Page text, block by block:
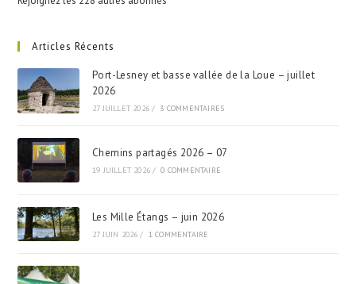
Articles Récents
Port-Lesney et basse vallée de la Loue – juillet
2026
27 JUILLET 2026 / 3 COMMENTAIRES
Chemins partagés 2026 – 07
19 JUILLET 2026 / 0 COMMENTAIRE
Les Mille Étangs – juin 2026
27 JUIN 2026 / 1 COMMENTAIRE